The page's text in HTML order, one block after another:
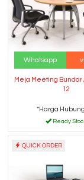
Whatsapp
Meja Meeting Bundar
12
*Harga
Ready
QUICK ORDER